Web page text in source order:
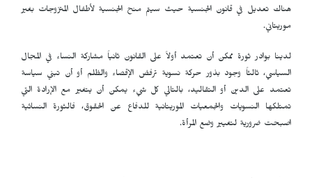
هناك تعديل في قانون الجنسية حيث سيتم منح الجنسية لأطفال المتزوجات بغير
موريتاني.
لدينا بوادر ثورة ممكن أن تعتمد أولاً على القانون ثانياً مشاركة النساء في المجال
السياسي، ثالثاً وجود بذور حركة نسوية ترفض الإقصاء والظلم أو أن تبني سياسة
تعتمد على الدين أو التقاليد، بالتالي كل شيء يمكن أن يتغير مع الإرادة التي
تمتلكها النسويات والجمعيات الموريتانية للدفاع عن الحقوق، فالثورة النسائية
اصبحت ضرورية لتغيير وضع المرأة.